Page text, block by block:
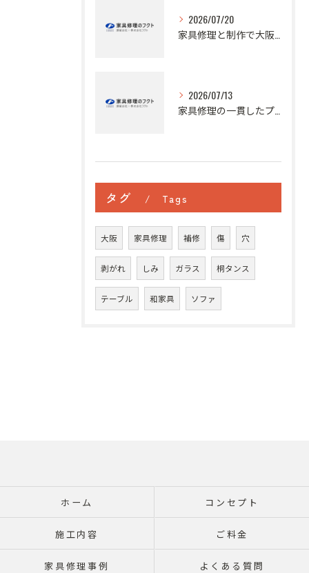
2026/07/20
2026/07/13
タグ Tags
大阪 家具修理 補修 傷 穴
剥がれ しみ ガラス 桐タンス
テーブル 和家具 ソファ
ホーム コンセプト
施工内容 ご料金
家具修理事例 よくある質問